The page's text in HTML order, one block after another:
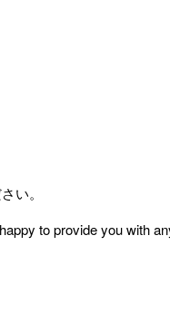
い。
to provide you with